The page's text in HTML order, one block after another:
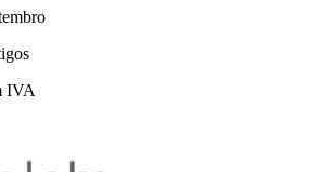
IVA